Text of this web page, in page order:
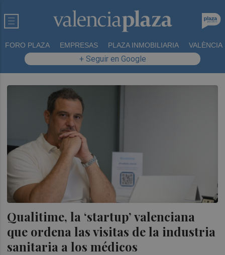
FORO PLAZA EMPRESAS PLAZA INMOBILIARIA VALÈNCIA
+ Seguir en Google
Qualitime, la ‘startup’ valenciana
que ordena las visitas de la industria
sanitaria a los médicos